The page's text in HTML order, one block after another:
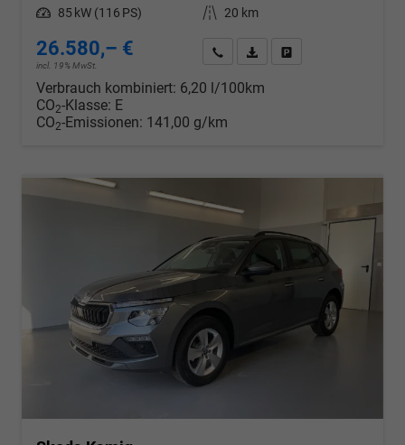
Leistung 85 kW (116 PS) Kilometerstand 20 km
26.580,– €
incl. 19% MwSt.
Wir rufen Sie anPDF-Datei, Fahrzeugexposé
Verbrauch kombiniert: 6,20 l/100km
CO2-Klasse: E
CO2-Emissionen: 141,00 g/km